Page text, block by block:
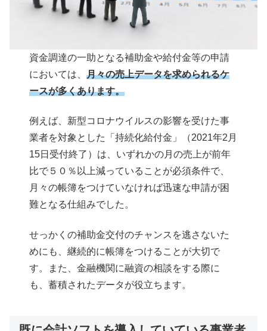
資金調達の一助となる補助金や給付金等の申請
においては、月々の売上データを求められるケ
ースが多くあります。
例えば、新型コロナウイルスの影響を受けた事
業者を対象とした「持続化給付金」（2021年2月
15日受付終了）は、いずれかの月の売上が前年
比で５０％以上減っていることが必須条件で、
月々の帳簿をつけていなければ迅速な申請が困
難となる仕組みでした。
せっかくの補助金交付のチャンスを逃さないた
めにも、継続的に帳簿をつけることが大切で
す。また、金融機関に融資の相談をする際に
も、蓄積されたデータが役立ちます。